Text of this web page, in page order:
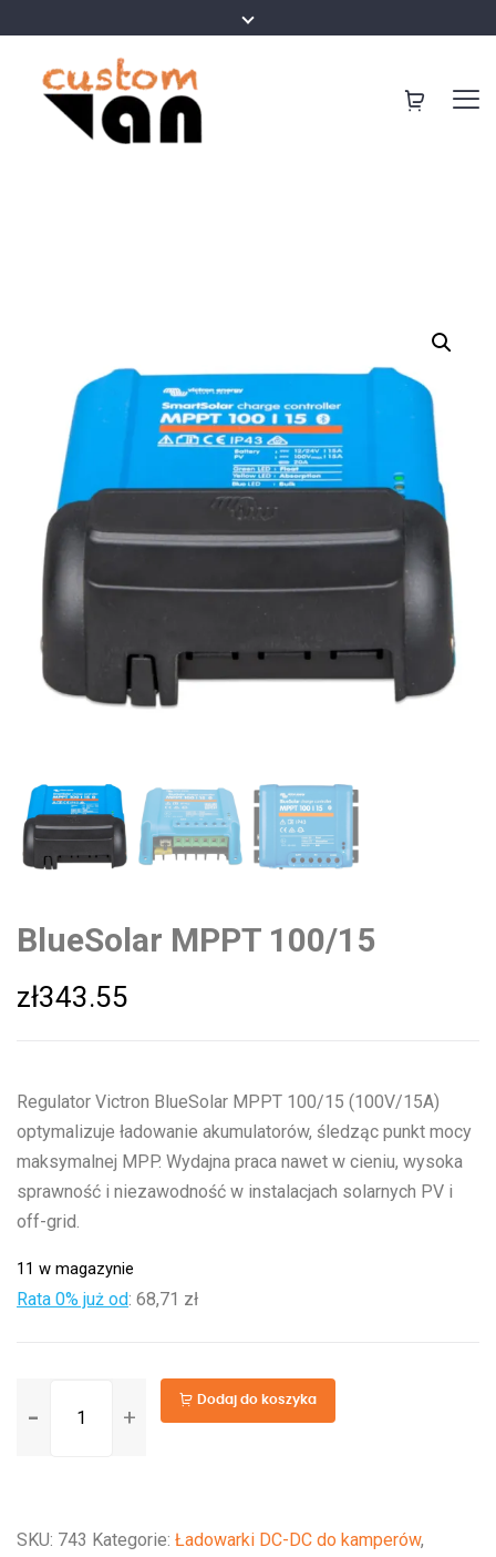
BlueSolar MPPT 100/15
zł343.55
Regulator Victron BlueSolar MPPT 100/15 (100V/15A)
optymalizuje ładowanie akumulatorów, śledząc punkt mocy
maksymalnej MPP. Wydajna praca nawet w cieniu, wysoka
sprawność i niezawodność w instalacjach solarnych PV i
off-grid.
11 w magazynie
Rata 0% już od: 68,71 zł
BlueSolar
Dodaj do koszyka
SKU: 743 Kategorie: Ładowarki DC-DC do kamperów,